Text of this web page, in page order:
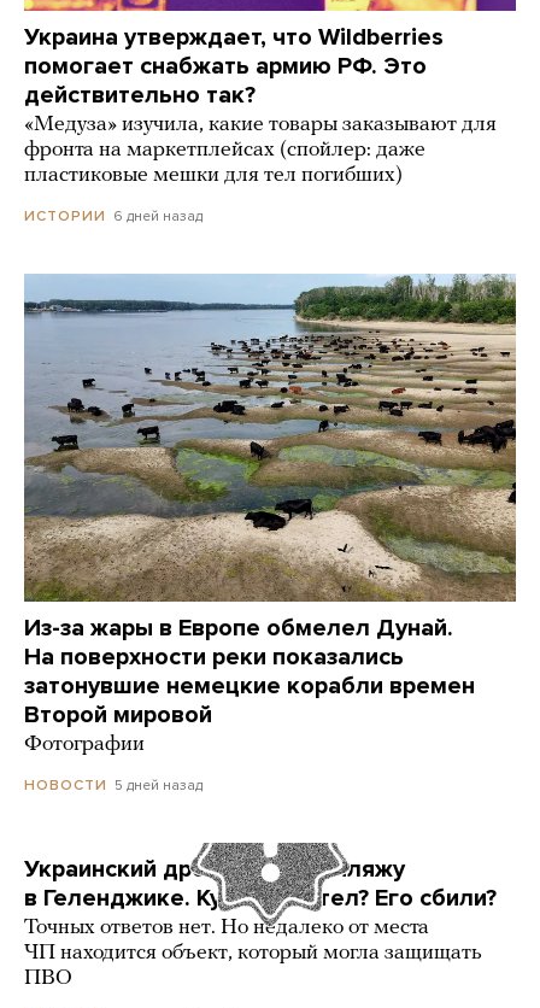
Украина утверждает, что Wildberries
помогает снабжать армию РФ. Это
действительно так?
«Медуза» изучила, какие товары заказывают для
фронта на маркетплейсах (спойлер: даже
пластиковые мешки для тел погибших)
ИСТОРИИ 6 дней назад
Из-за жары в Европе обмелел Дунай.
На поверхности реки показались
затонувшие немецкие корабли времен
Второй мировой
Фотографии
НОВОСТИ 5 дней назад
Украинский дрон попал по пляжу
в Геленджике. Куда он летел? Его сбили?
Точных ответов нет. Но недалеко от места
ЧП находится объект, который могла защищать
ПВО